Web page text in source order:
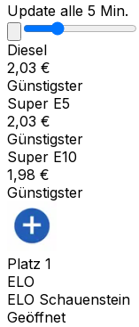
Update alle 5 Min.
Diesel
2,03 €
Günstigster
Super E5
2,03 €
Günstigster
Super E10
1,98 €
Günstigster
Platz 1
ELO
ELO Schauenstein
Geöffnet